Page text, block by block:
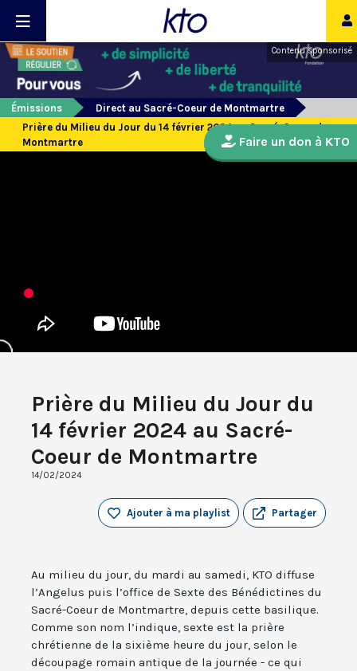
Contenu sponsorisé
Émissions
Direct au Sacré-Coeur de Montmartre
Prière du Milieu du Jour du 14 février 2024 au Sacré-Coeur de
Montmartre
Prière du Milieu du Jour du
14 février 2024 au Sacré-
Coeur de Montmartre
14/02/2024
Partager
Ajouter à ma playlist
Au milieu du jour, du mardi au samedi, KTO diffuse
l’Angelus puis l’office de Sexte des Bénédictines du
Sacré-Coeur de Montmartre, depuis cette basilique.
Comme son nom l’indique, sexte est la prière
chrétienne de la sixième heure du jour, selon le
découpage romain antique de la journée - ce qui
Faire un don à KTO